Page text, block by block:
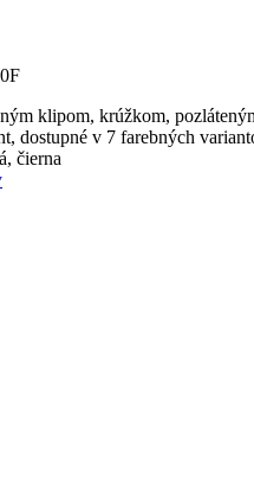
klipom, krúžkom,
dostupné v 7 farebných
čierna